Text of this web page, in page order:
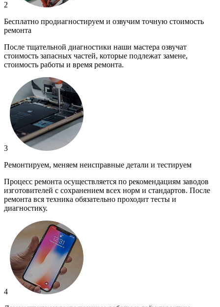
2
Бесплатно продиагностируем и озвучим точную стоимость
ремонта
После тщательной диагностики наши мастера озвучат
стоимость запасных частей, которые подлежат замене,
стоимость работы и время ремонта.
3
Ремонтируем, меняем неисправные детали и тестируем
Процесс ремонта осуществляется по рекомендациям заводов
изготовителей с сохранением всех норм и стандартов. После
ремонта вся техника обязательно проходит тесты и
диагностику.
4